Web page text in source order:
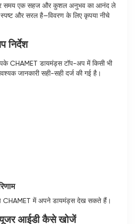
समय एक सहज और कुशल अनुभव का आनंद ले
स्पष्ट और सरल है—विवरण के लिए कृपया नीचे
निर्देश
CHAMET डायमंड्स टॉप-अप में किसी भी
जानकारी सही-सही दर्ज की गई है।
CHAMET में अपने डायमंड्स देख सकते हैं।
आईडी कैसे खोजें